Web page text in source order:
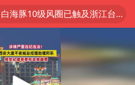
白海豚10级风圈已触及浙江台州
谢霆锋演唱会隔空祝王菲生日快乐
方桃子代言广告视频已下架